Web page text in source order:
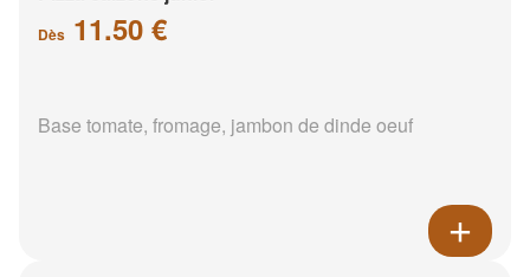
Dès 11.50 €
Base tomate, fromage, jambon de dinde oeuf